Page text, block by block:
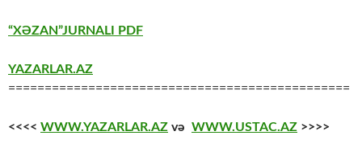
“XƏZAN”JURNALI PDF
YAZARLAR.AZ
===============================================
<<<< WWW.YAZARLAR.AZ və WWW.USTAC.AZ >>>>